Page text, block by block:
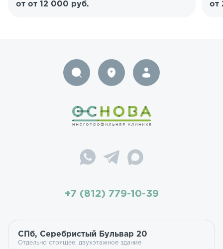
от от 12 000 руб. от
+7 (812) 779-10-39
СПб, Серебристый Бульвар 20
Отдельно стоящее, двухэтажное здание